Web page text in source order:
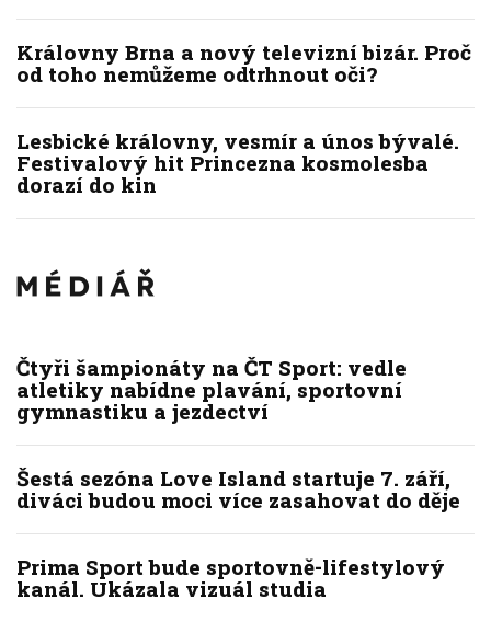
Královny Brna a nový televizní bizár. Proč
od toho nemůžeme odtrhnout oči?
Lesbické královny, vesmír a únos bývalé.
Festivalový hit Princezna kosmolesba
dorazí do kin
Čtyři šampionáty na ČT Sport: vedle
atletiky nabídne plavání, sportovní
gymnastiku a jezdectví
Šestá sezóna Love Island startuje 7. září,
diváci budou moci více zasahovat do děje
Prima Sport bude sportovně-lifestylový
kanál. Ukázala vizuál studia